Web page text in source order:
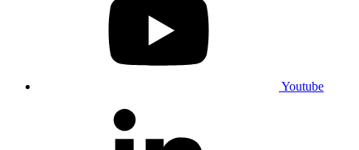
Youtube